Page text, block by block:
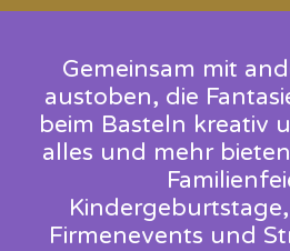
Gemeinsam mit
austoben, die
beim Basteln kreativ
alles und mehr
Firmenevents und